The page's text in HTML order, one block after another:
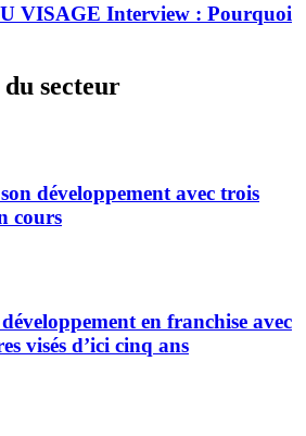
VISAGE Interview : Pourquoi
secteur
développement avec trois
cours
en franchise avec
visés d’ici cinq ans